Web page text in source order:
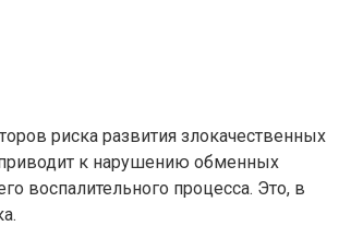
риска развития злокачественных
к нарушению обменных
воспалительного процесса. Это, в